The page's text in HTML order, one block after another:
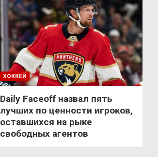
ХОККЕЙ
Daily Faceoff назвал пять
лучших по ценности игроков,
оставшихся на рыке
свободных агентов